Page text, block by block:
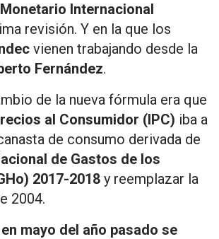
Internacional
revisión. Y en la que los
vienen trabajando desde la
Fernández.
de la nueva fórmula era que
al Consumidor (IPC) iba a
de consumo derivada de
de Gastos de los
2017-2018 y reemplazar la
2004.
mayo del año pasado se